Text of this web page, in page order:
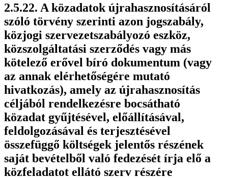
A közadatok újrahasznosításáról
szóló törvény szerinti azon jogszabály,
közjogi szervezetszabályozó eszköz,
közszolgáltatási szerződés vagy más
kötelező erővel bíró dokumentum (vagy
az annak elérhetőségére mutató
hivatkozás), amely az újrahasznosítás
céljából rendelkezésre bocsátható
közadat gyűjtésével, előállításával,
feldolgozásával és terjesztésével
összefüggő költségek jelentős részének
saját bevételből való fedezését írja elő a
közfeladatot ellátó szerv részére